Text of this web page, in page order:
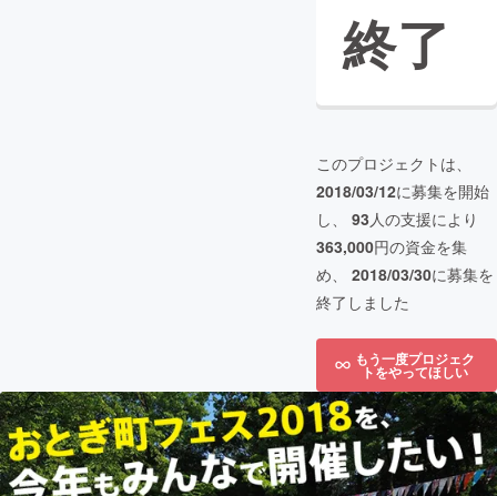
終了
このプロジェクトは、
2018/03/12に募集を開始
し、 93人の支援により
363,000円の資金を集
め、 2018/03/30に募集を
終了しました
もう一度プロジェク
トをやってほしい